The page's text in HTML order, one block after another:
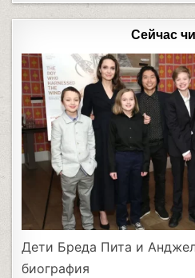
Сейчас
Дети Бреда Пита и
биография